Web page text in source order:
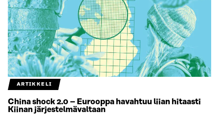
ARTIKKELI
China shock 2.0 – Eurooppa havahtuu liian hitaasti
Kiinan järjestelmävaltaan